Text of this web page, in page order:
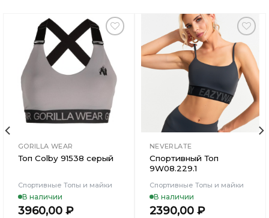
Добавить
Вишлист
GORILLA WEAR
Топ Colby 91538 серый
Спортивные Топы и майки
В наличии
3960,00 ₽
Добавить
в
Вишлист
NEVERLATE
Спортивный Топ
9W08.229.1
Спортивные Топы и майки
В наличии
2390,00 ₽